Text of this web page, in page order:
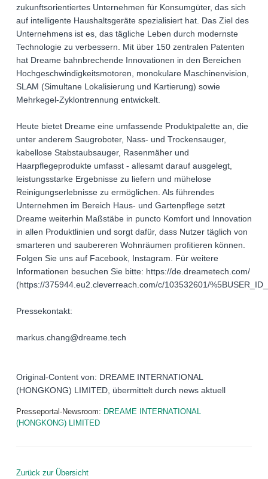
zukunftsorientiertes Unternehmen für Konsumgüter, das sich
auf intelligente Haushaltsgeräte spezialisiert hat. Das Ziel des
Unternehmens ist es, das tägliche Leben durch modernste
Technologie zu verbessern. Mit über 150 zentralen Patenten
hat Dreame bahnbrechende Innovationen in den Bereichen
Hochgeschwindigkeitsmotoren, monokulare Maschinenvision,
SLAM (Simultane Lokalisierung und Kartierung) sowie
Mehrkegel-Zyklontrennung entwickelt.
Heute bietet Dreame eine umfassende Produktpalette an, die
unter anderem Saugroboter, Nass- und Trockensauger,
kabellose Stabstaubsauger, Rasenmäher und
Haarpflegeprodukte umfasst - allesamt darauf ausgelegt,
leistungsstarke Ergebnisse zu liefern und mühelose
Reinigungserlebnisse zu ermöglichen. Als führendes
Unternehmen im Bereich Haus- und Gartenpflege setzt
Dreame weiterhin Maßstäbe in puncto Komfort und Innovation
in allen Produktlinien und sorgt dafür, dass Nutzer täglich von
smarteren und saubereren Wohnräumen profitieren können.
Folgen Sie uns auf Facebook, Instagram. Für weitere
Informationen besuchen Sie bitte: https://de.dreametech.com/
(https://375944.eu2.cleverreach.com/c/103532601/
Pressekontakt:
markus.chang@dreame.tech
Original-Content von: DREAME INTERNATIONAL
(HONGKONG) LIMITED, übermittelt durch news aktuell
Presseportal-Newsroom: DREAME INTERNATIONAL
(HONGKONG) LIMITED
Zurück zur Übersicht